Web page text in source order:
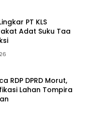
PT KLS
Adat Suku Taa
RDP DPRD Morut,
Lahan Tompira